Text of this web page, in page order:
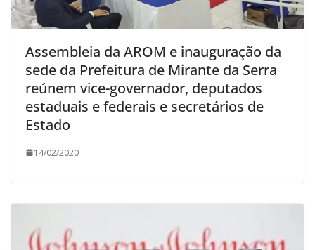
Assembleia da AROM e inauguração da
sede da Prefeitura de Mirante da Serra
reúnem vice-governador, deputados
estaduais e federais e secretários de
Estado
14/02/2020